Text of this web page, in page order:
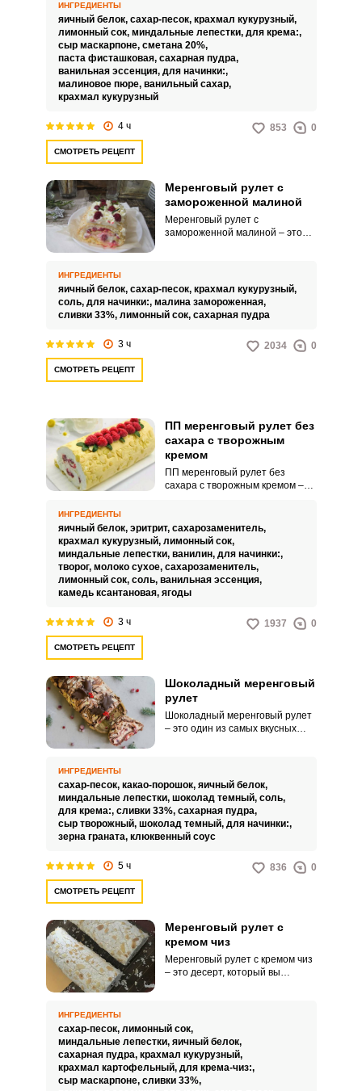
дружных чаепитий в семейном
кругу. Кроме того, такое
лакомство на основе
нежнейшей меренги,
получается очень
привлекательным и эффектным.
ИНГРЕДИЕНТЫ
яичный белок, сахар-песок, крахмал кукурузный,
лимонный сок, миндальные лепестки, для крема:,
сыр маскарпоне, сметана 20%,
паста фисташковая, сахарная пудра,
ванильная эссенция, для начинки:,
малиновое пюре, ванильный сахар,
крахмал кукурузный
4 ч 853 0
СМОТРЕТЬ РЕЦЕПТ
Меренговый рулет с
замороженной малиной
Меренговый рулет с
замороженной малиной – это
в семейном кругу. Кроме того,
такое лакомство на основе
нежнейшей меренги получается
очень привлекательным и
ИНГРЕДИЕНТЫ
яичный белок, сахар-песок, крахмал кукурузный,
соль, для начинки:, малина замороженная,
сливки 33%, лимонный сок, сахарная пудра
3 ч 2034 0
СМОТРЕТЬ РЕЦЕПТ
ПП меренговый рулет без
сахара с творожным
кремом
ПП меренговый рулет без
сахара с творожным кремом –
тех, кто следит за своей
фигурой. С таким оригинальным
рецептом не придется
отказываться от любимых
рецептов.
ИНГРЕДИЕНТЫ
яичный белок, эритрит, сахарозаменитель,
крахмал кукурузный, лимонный сок,
миндальные лепестки, ванилин, для начинки:,
творог, молоко сухое, сахарозаменитель,
лимонный сок, соль, ванильная эссенция,
камедь ксантановая, ягоды
3 ч 1937 0
СМОТРЕТЬ РЕЦЕПТ
Шоколадный меренговый
рулет
Шоколадный меренговый рулет
– это один из самых вкусных
крем или ягодную массу.
ИНГРЕДИЕНТЫ
сахар-песок, какао-порошок, яичный белок,
миндальные лепестки, шоколад темный, соль,
для крема:, сливки 33%, сахарная пудра,
сыр творожный, шоколад темный, для начинки:,
зерна граната, клюквенный соус
5 ч 836 0
СМОТРЕТЬ РЕЦЕПТ
Меренговый рулет с
кремом чиз
Меренговый рулет с кремом чиз
– это десерт, который вы
ИНГРЕДИЕНТЫ
сахар-песок, лимонный сок,
миндальные лепестки, яичный белок,
сахарная пудра, крахмал кукурузный,
крахмал картофельный, для крема-чиз:,
сыр маскарпоне, сливки 33%,